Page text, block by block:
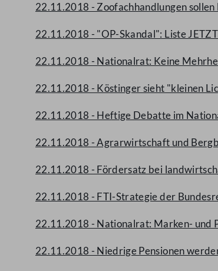
22.11.2018 - Zoofachhandlungen
22.11.2018 - "OP-Skandal": Liste
22.11.2018 - Nationalrat: Keine
22.11.2018 - Köstinger sieht "kleinen
22.11.2018 - Heftige Debatte im
22.11.2018 - Agrarwirtschaft und
22.11.2018 - Fördersatz bei
22.11.2018 - FTI-Strategie der
22.11.2018 - Nationalrat: Marken- und
22.11.2018 - Niedrige Pensionen